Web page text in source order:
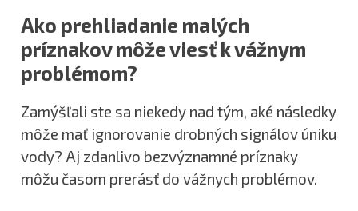
Ako prehliadanie malých
príznakov môže viesť k vážnym
problémom?
Zamýšľali ste sa niekedy nad tým, aké následky
môže mať ignorovanie drobných signálov úniku
vody? Aj zdanlivo bezvýznamné príznaky
môžu časom prerásť do vážnych problémov.